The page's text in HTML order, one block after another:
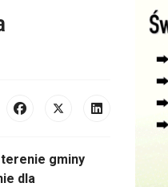
gminy
dla